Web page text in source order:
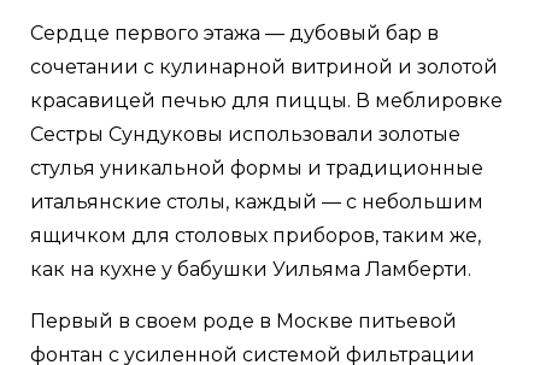
Сердце первого этажа — дубовый бар в
сочетании с кулинарной витриной и золотой
красавицей печью для пиццы. В меблировке
Сестры Сундуковы использовали золотые
стулья уникальной формы и традиционные
итальянские столы, каждый — с небольшим
ящичком для столовых приборов, таким же,
как на кухне у бабушки Уильяма Ламберти.
Первый в своем роде в Москве питьевой
фонтан с усиленной системой фильтрации